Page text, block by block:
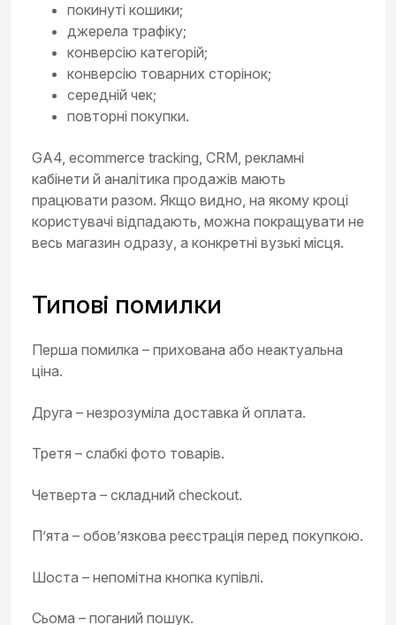
покинуті кошики;
джерела трафіку;
конверсію категорій;
конверсію товарних сторінок;
середній чек;
повторні покупки.
GA4, ecommerce tracking, CRM, рекламні
кабінети й аналітика продажів мають
працювати разом. Якщо видно, на якому кроці
користувачі відпадають, можна покращувати не
весь магазин одразу, а конкретні вузькі місця.
Типові помилки
Перша помилка – прихована або неактуальна
ціна.
Друга – незрозуміла доставка й оплата.
Третя – слабкі фото товарів.
Четверта – складний checkout.
П’ята – обов’язкова реєстрація перед покупкою.
Шоста – непомітна кнопка купівлі.
Сьома – поганий пошук.